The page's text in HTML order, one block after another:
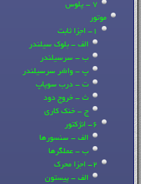
7 - پلوس
موتور
1- اجزا ثابت
الف - بلوک سیلندر
ب - سرسیلندر
پ - واشر سرسیلندر
ت - درب سوپاپ
ث - خروج دود
ج - خنک کاری
6- انژکتور
الف - سنسورها
ب - عملگرها
2- اجزا محرک
الف - پیستون